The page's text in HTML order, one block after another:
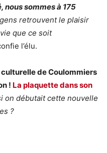
nous sommes à 175
retrouvent le plaisir
que ce soit
l’élu.
culturelle de Coulommiers
! La plaquette dans son
on débutait cette nouvelle
?